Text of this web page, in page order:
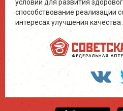
условий для развития
способствование реализации
интересах улучшения